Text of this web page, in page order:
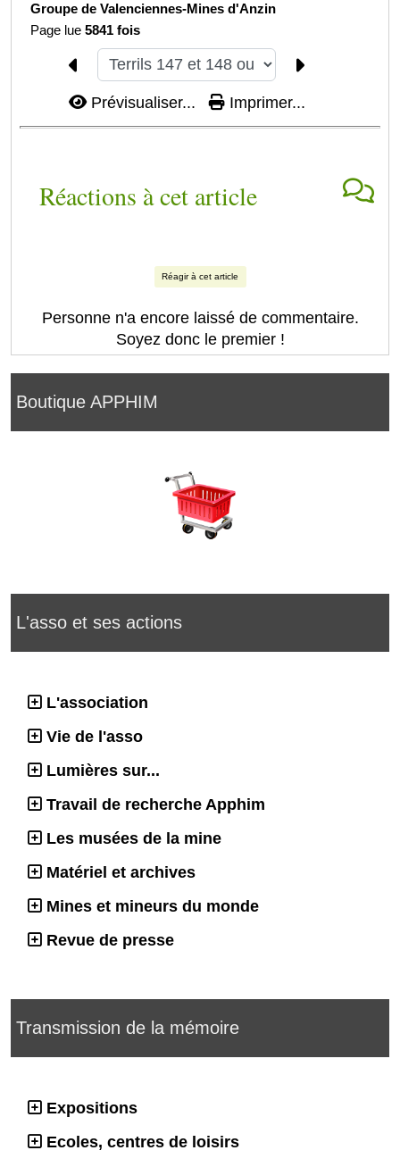
Boutique APPHIM
L'asso et ses actions
L'association
Vie de l'asso
Lumières sur...
Travail de recherche Apphim
Les musées de la mine
Matériel et archives
Mines et mineurs du monde
Revue de presse
Transmission de la mémoire
Expositions
Ecoles, centres de loisirs
Groupe de Valenciennes-Mines d'Anzin
Page lue5841 fois
Prévisualiser... Imprimer...
Réactions à cet article
Réagir à cet article
Personne n'a encore laissé de commentaire.
Soyez donc le premier !